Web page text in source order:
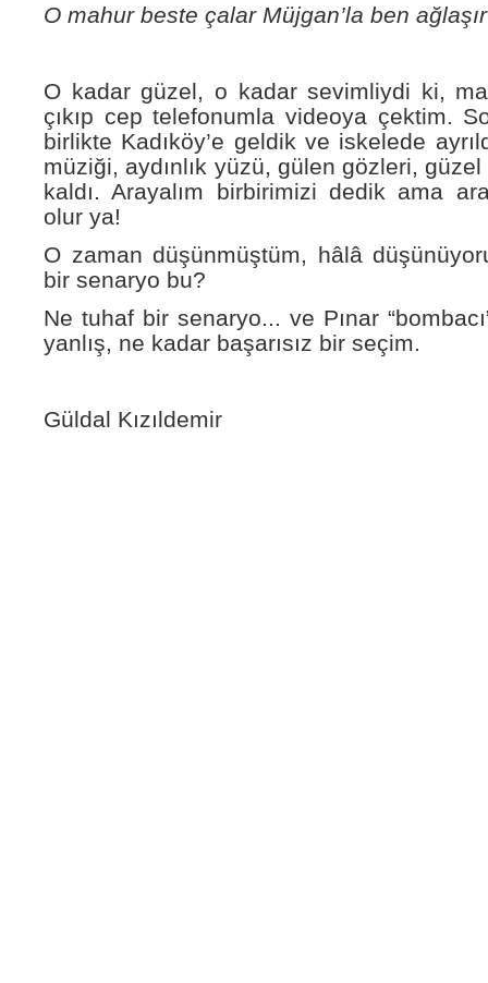
O mahur beste çalar Müjgan’la ben
O kadar güzel, o kadar sevimliydi ki,
çıkıp cep telefonumla videoya çektim.
birlikte Kadıköy’e geldik ve iskelede
müziği, aydınlık yüzü, gülen gözleri,
kaldı. Arayalım birbirimizi dedik ama
olur ya!
O zaman düşünmüştüm, hâlâ
bir senaryo bu?
Ne tuhaf bir senaryo... ve Pınar
yanlış, ne kadar başarısız bir seçim.
Güldal Kızıldemir